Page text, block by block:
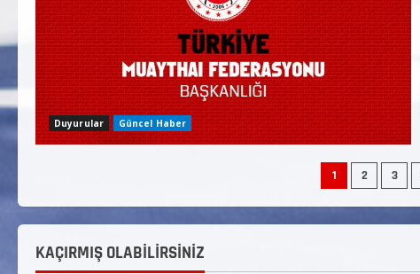
Duyurular Güncel Haber
1 2 3
KAÇIRMIŞ OLABİLİRSİNİZ